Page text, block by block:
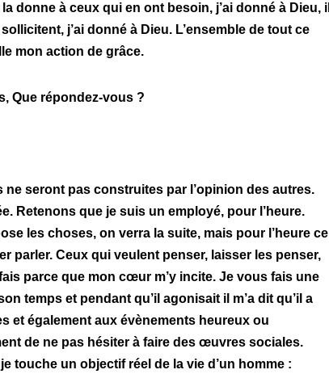
donne à ceux qui en ont besoin, j’ai donné à Dieu, il
j’ai donné à Dieu. L’ensemble de tout ce
mon action de grâce.
Que répondez-vous ?
seront pas construites par l’opinion des autres.
Retenons que je suis un employé, pour l’heure.
les choses, on verra la suite, mais pour l’heure ce
parler. Ceux qui veulent penser, laisser les penser,
parce que mon cœur m’y incite. Je vous fais une
temps et pendant qu’il agonisait il m’a dit qu’il a
et également aux évènements heureux ou
de ne pas hésiter à faire des œuvres sociales.
touche un objectif réel de la vie d’un homme :